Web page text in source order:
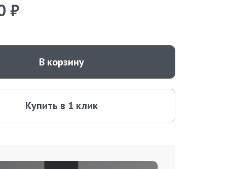
₽
В корзину
Купить в 1 клик